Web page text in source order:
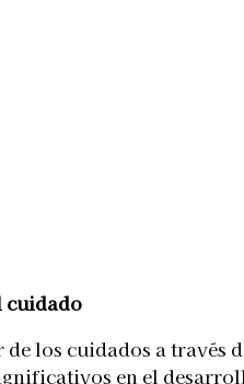
cuidado
los cuidados a través
en el